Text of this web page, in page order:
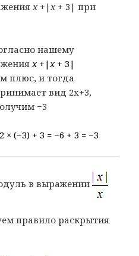
x+|x+ 3| при
нашему
x +|x + 3|
плюс, и тогда
вид 2x+3,
−3
× (−3) + 3 = −6 + 3 = −3
в выражении
правило раскрытия